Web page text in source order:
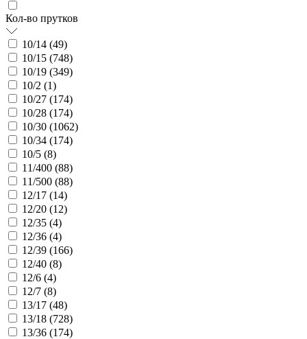
Кол-во прутков
10/14 (49)
10/15 (748)
10/19 (349)
10/2 (1)
10/27 (174)
10/28 (174)
10/30 (1062)
10/34 (174)
10/5 (8)
11/400 (88)
11/500 (88)
12/17 (14)
12/20 (12)
12/35 (4)
12/36 (4)
12/39 (166)
12/40 (8)
12/6 (4)
12/7 (8)
13/17 (48)
13/18 (728)
13/36 (174)